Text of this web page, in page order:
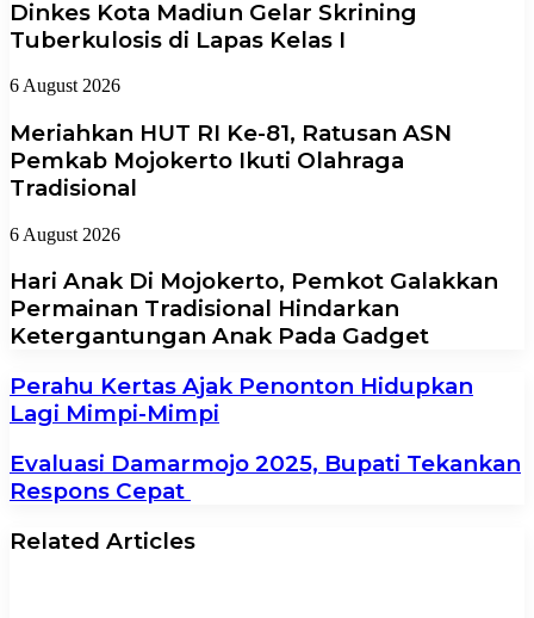
Dinkes Kota Madiun Gelar Skrining
Tuberkulosis di Lapas Kelas I
6 August 2026
Meriahkan HUT RI Ke-81, Ratusan ASN
Pemkab Mojokerto Ikuti Olahraga
Tradisional
6 August 2026
Hari Anak Di Mojokerto, Pemkot Galakkan
Permainan Tradisional Hindarkan
Ketergantungan Anak Pada Gadget
Perahu Kertas Ajak Penonton Hidupkan
Lagi Mimpi-Mimpi
Evaluasi Damarmojo 2025, Bupati Tekankan
Respons Cepat
Related Articles